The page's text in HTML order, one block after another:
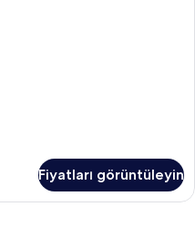
Fiyatları görüntüleyin